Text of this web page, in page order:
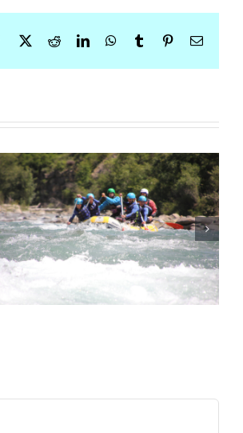
Facebook RedditLinkedInWhatsApp
Tumblr PinterestCorreo